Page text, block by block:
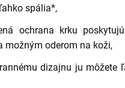
spália*,
ochrana krku
možným oderom na koži,
dizajnu ju môžete